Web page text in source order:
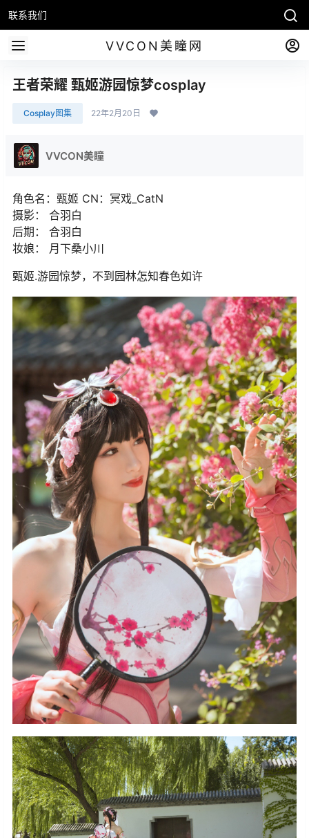
联系我们
VVCON美瞳网
王者荣耀 甄姬游园惊梦cosplay
Cosplay图集 22年2月20日
VVCON美瞳
角色名：甄姬 CN：冥戏_CatN
摄影： 合羽白
后期： 合羽白
妆娘： 月下桑小川
甄姬.游园惊梦，不到园林怎知春色如许